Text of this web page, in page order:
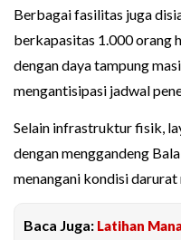
Berbagai fasilitas juga
berkapasitas 1.000 orang
dengan daya tampung
mengantisipasi jadwal
Selain infrastruktur fisik,
dengan menggandeng
menangani kondisi darurat
Baca Juga: Latihan